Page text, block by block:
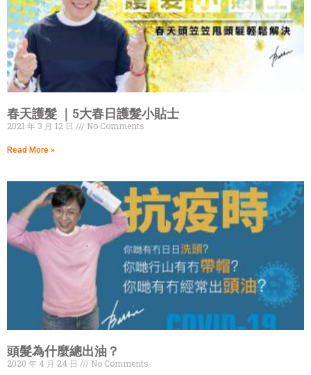
春天護髮 ｜5大春日護髮小貼士
2021 年 3 月 12 日 No Comments
Read More »
頭髮為什麼總出油？
2020 年 4 月 24 日 No Comments